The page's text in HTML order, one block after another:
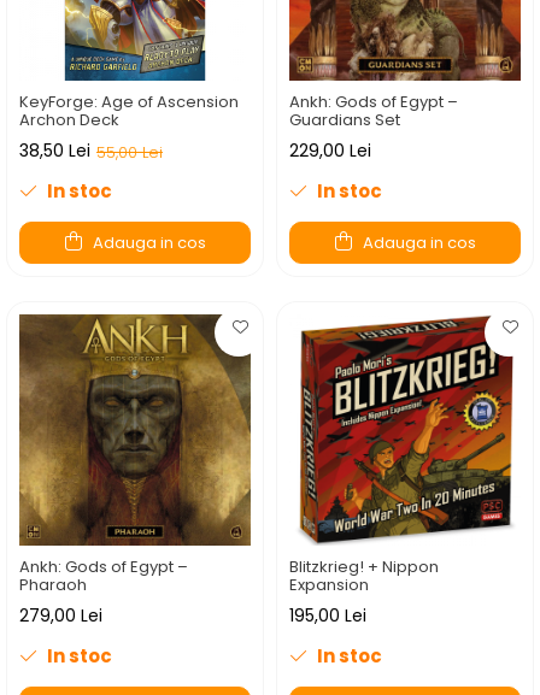
Fantastice
Aventură
SF
Amuzante
Abstracte
TOATE JOCURILE
KeyForge: Age of Ascension
Archon Deck
55,00 Lei
38,50 Lei
In stoc
Adauga in cos
Ankh: Gods of Egypt –
Guardians Set
229,00 Lei
In stoc
Adauga in cos
Ankh: Gods of Egypt –
Pharaoh
279,00 Lei
In stoc
Blitzkrieg! + Nippon
Expansion
195,00 Lei
In stoc